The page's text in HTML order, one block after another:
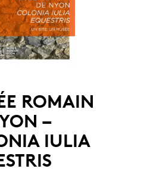
ROMAIN
–
IULIA